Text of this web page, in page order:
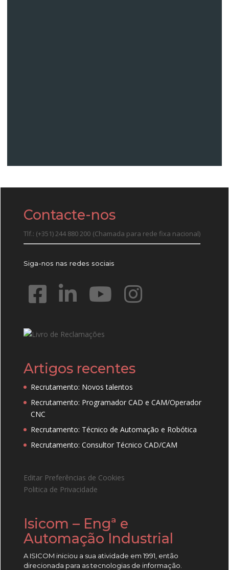
Contacte-nos
Tlf.: (+351) 244 880 200 (Chamada para rede fixa nacional)
Siga-nos nas redes sociais
Artigos recentes
Recrutamento: Novos talentos
Recrutamento: Programador CAD e CAM/Operador
CNC
Recrutamento: Técnico de Automação e Robótica
Recrutamento: Consultor Técnico CAD/CAM
Editar Preferências de Cookies
Politica de Privacidade
Isicom – Engª e
Automação Industrial
A ISICOM iniciou a sua atividade em 1991, então
direcionada para as tecnologias de informação.